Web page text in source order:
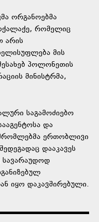
ორგანოებმა
რომელიც
არის
მის
პოლონეთის
მინისტრმა,
საგამოძიებო
და
ერთობლივი
დააკავეს
იყო დაკავშირებული.